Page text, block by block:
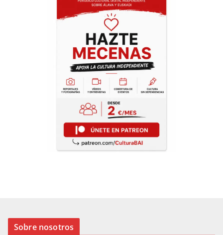
Sobre nosotros